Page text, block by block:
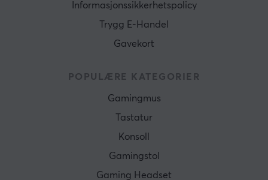
Informasjonssikkerhetspolicy
Trygg E-Handel
Gavekort
POPULÆRE KATEGORIER
Gamingmus
Tastatur
Konsoll
Gamingstol
Gaming Headset